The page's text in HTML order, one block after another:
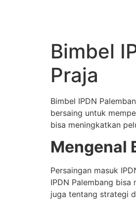
Bimbel
Praja
Bimbel IPDN
bersaing untuk
bisa meningkatkan
Mengenal
Persaingan masuk
IPDN Palembang
juga tentang strategi